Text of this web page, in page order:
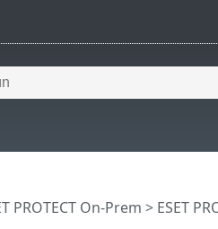
PROTECT On-Prem > ESET